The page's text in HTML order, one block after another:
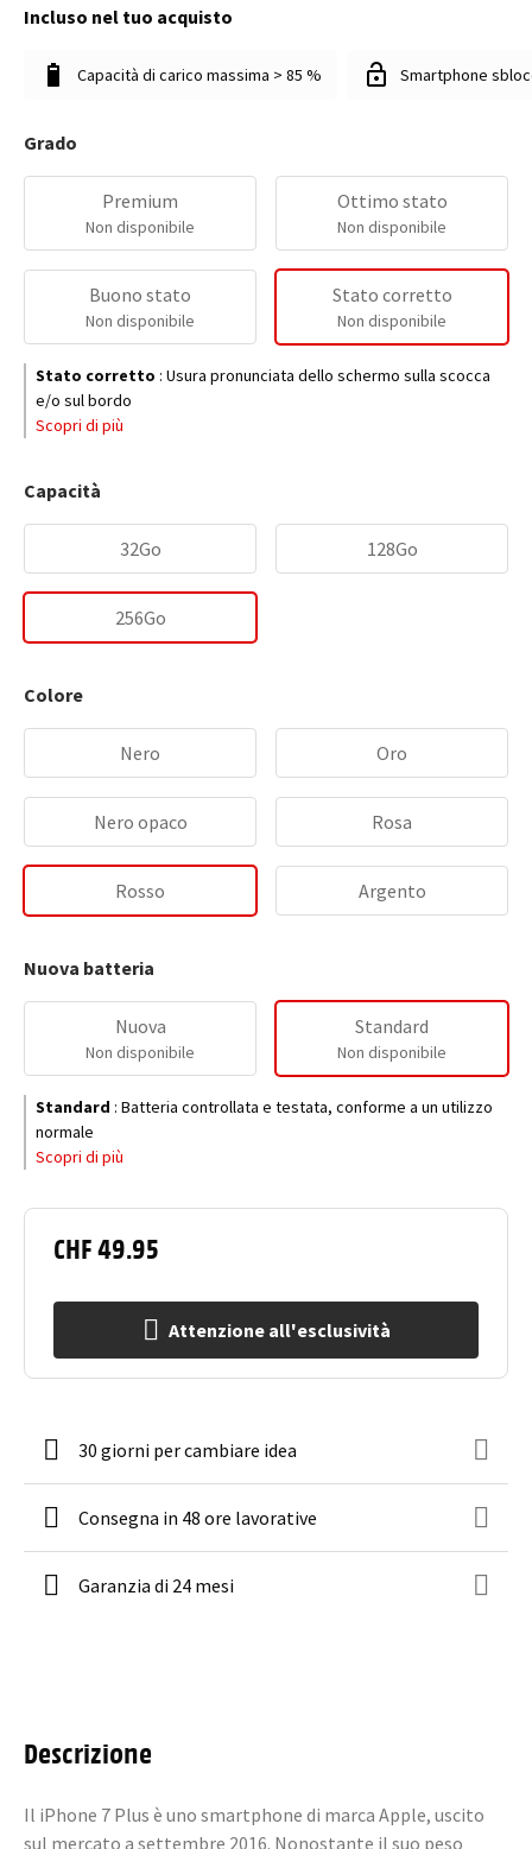
Incluso nel tuo acquisto
Capacità di carico massima > 85 % Smartphone
CHF 49.95
Attenzione all'esclusività
Grado
Premium
Non disponibile
Ottimo stato
Non disponibile
Buono stato
Non disponibile
Stato corretto
Non disponibile
Stato corretto : Usura pronunciata dello schermo sulla scocca
e/o sul bordo
Scopri di più
Capacità
32Go 128Go
256Go
Colore
Nero Oro
Nero opaco Rosa
Rosso Argento
Nuova batteria
Nuova
Non disponibile
Standard
Non disponibile
Standard : Batteria controllata e testata, conforme a un utilizzo
normale
Scopri di più
30 giorni per cambiare idea
Consegna in 48 ore lavorative
Garanzia di 24 mesi
Descrizione
Il iPhone 7 Plus è uno smartphone di marca Apple, uscito
sul mercato a settembre 2016. Nonostante il suo peso